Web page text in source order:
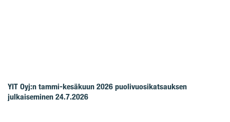
YIT Oyj:n tammi-kesäkuun 2026 puolivuosikatsauksen
julkaiseminen 24.7.2026